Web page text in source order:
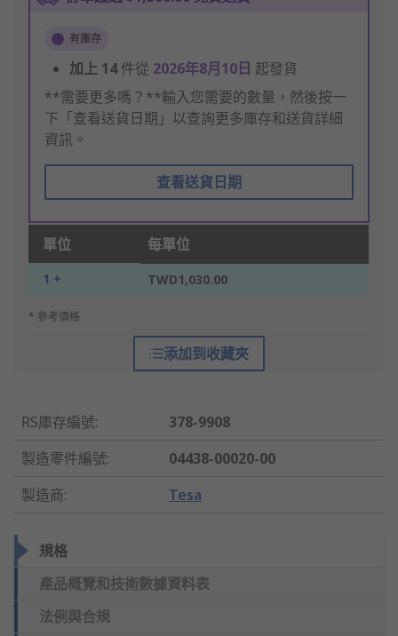
有庫存
加上 14件從 2026年8月10日 起發貨
**需要更多嗎？**輸入您需要的數量，然後按一
下「查看送貨日期」以查詢更多庫存和送貨詳細
資訊。
查看送貨日期
單位 每單位
1 + TWD1,030.00
* 參考價格
添加到收藏夾
RS庫存編號:
378-9908
製造零件編號:
04438-00020-00
製造商: Tesa
規格
產品概覽和技術數據資料表
法例與合規